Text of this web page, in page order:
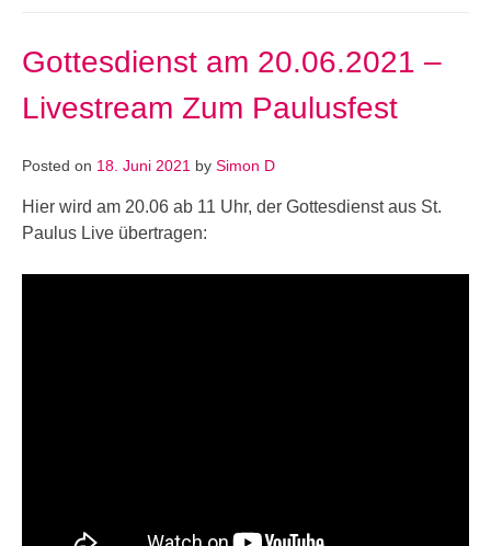
Gottesdienst am 20.06.2021 –
Livestream Zum Paulusfest
Posted on 18. Juni 2021 by Simon D
Hier wird am 20.06 ab 11 Uhr, der Gottesdienst aus St.
Paulus Live übertragen: